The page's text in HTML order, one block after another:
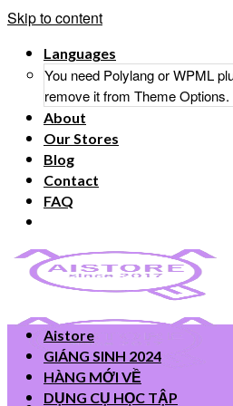
Skip to content
Languages
You need Polylang or WPML
remove it from Theme Options.
About
Our Stores
Blog
Contact
FAQ
Aistore
GIÁNG SINH 2024
HÀNG MỚI VỀ
DỤNG CỤ HỌC TẬP